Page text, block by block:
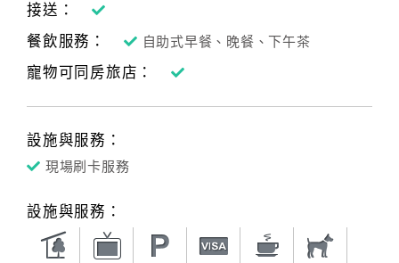
接送：
餐飲服務：
自助式早餐、晚餐、下午茶
寵物可同房旅店：
設施與服務：
現場刷卡服務
設施與服務：